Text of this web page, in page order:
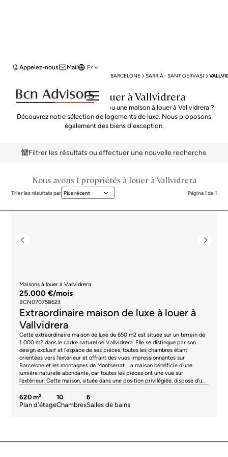
Mail
Appelez-nous Fr
BARCELONE SARRIÀ - SANT GERVASI
Propriétés à louer à Vallvidrera
Vous cherchez un appartement ou une maison à louer à Vallvidrera ?
Découvrez notre sélection de logements de luxe. Nous proposons
également des biens d'exception.
Filtrer les résultats ou effectuer une nouvelle recherche
Nous avons 1 propriétés à louer à Vallvidrera
Trier les résultats par Plus récent Página 1 de 1
Maisons à louer à Vallvidrera
25.000 €/mois
BCN070758623
Extraordinaire maison de luxe à louer à
Vallvidrera
Cette extraordinaire maison de luxe de 650 m2 est située sur un terrain de
1 000 m2 dans le cadre naturel de Vallvidrera. Elle se distingue par son
design exclusif et l'espace de ses pièces, toutes les chambres étant
orientées vers l'extérieur et offrant des vues impressionnantes sur
Barcelone et les montagnes de Montserrat. La maison bénéficie d'une
lumière naturelle abondante, car toutes les pièces ont une vue sur
l'extérieur. Cette maison, située dans une position privilégiée, dispose d'une
et cinéma, d'un garage privé d'une capacité de 3 véhicules et de 3 espaces
de rangement. Le spacieux salon-salle à manger de 80 m2, dominé par une
couchers de soleil. La maison dispose d'une magnifique cuisine avec îlot
620 m²
Plan d'étage
10
Chambres
6
Salles de bains